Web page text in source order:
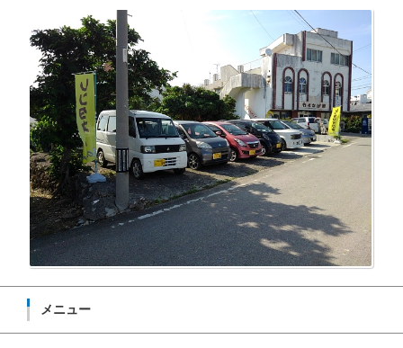
メニュー